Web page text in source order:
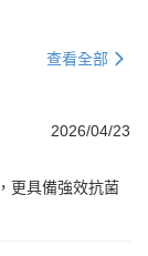
查看全部
2026/04/23
更具備強效抗菌